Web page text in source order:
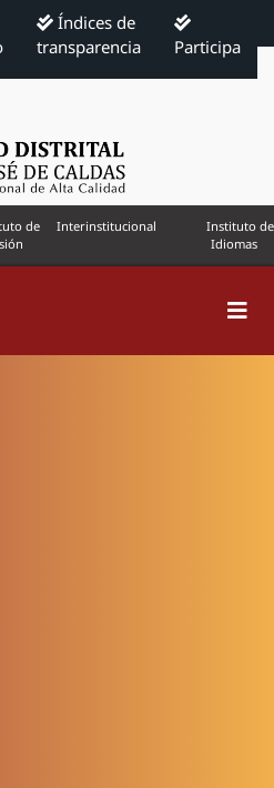
Índices de
transparencia
Participa
de
Interinstitucional
Instituto de
Idiomas